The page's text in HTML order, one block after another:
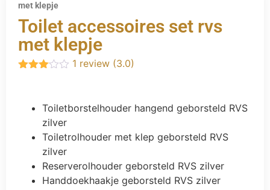
met klepje
Toilet accessoires set rvs
met klepje
1 review (3.0)
Toiletborstelhouder hangend geborsteld RVS
zilver
Toiletrolhouder met klep geborsteld RVS
zilver
Reserverolhouder geborsteld RVS zilver
Handdoekhaakje geborsteld RVS zilver